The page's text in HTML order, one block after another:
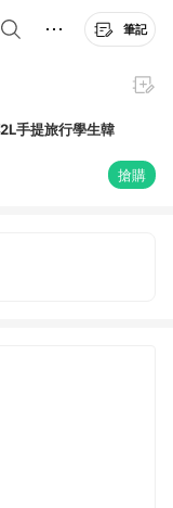
筆記
手提旅行學生韓
搶購